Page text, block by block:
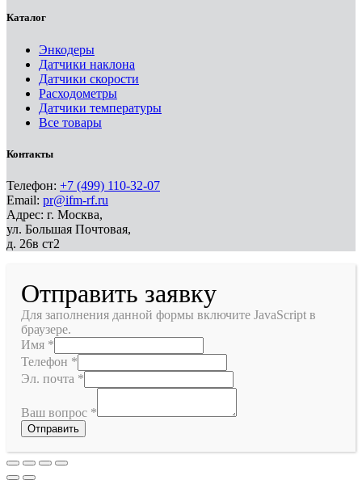
Каталог
Энкодеры
Датчики наклона
Датчики скорости
Расходометры
Датчики температуры
Все товары
Контакты
Телефон: +7 (499) 110-32-07
Email: pr@ifm-rf.ru
Адрес: г. Москва,
ул. Большая Почтовая,
д. 26в ст2
Отправить заявку
Для заполнения данной формы включите JavaScript в
браузере.
Имя *
Телефон *
Эл. почта *
Ваш вопрос *
Отправить